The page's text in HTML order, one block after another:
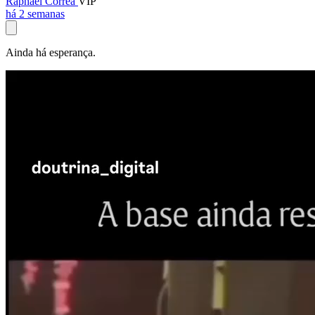
há 2 semanas
Ainda há esperança.